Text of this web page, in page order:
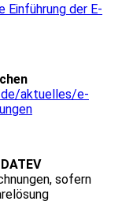
Einführung der E-
aktuelles/e-
DATEV
sofern